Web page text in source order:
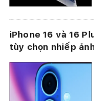
iPhone 16 và 16
tùy chọn nhiếp